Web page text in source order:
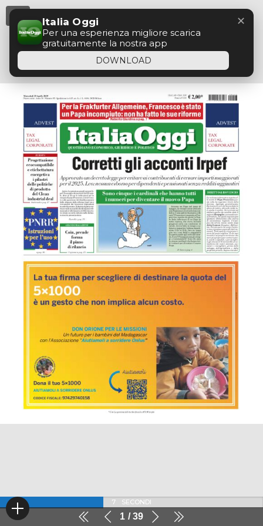
1 39
6 SECONDI
Italia Oggi
Per una esperienza migliore scarica
gratuitamente la nostra app
DOWNLOAD
✕
Menu